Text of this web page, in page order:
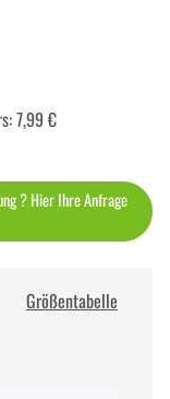
:7,99 €
? Hier Ihre Anfrage
Größentabelle